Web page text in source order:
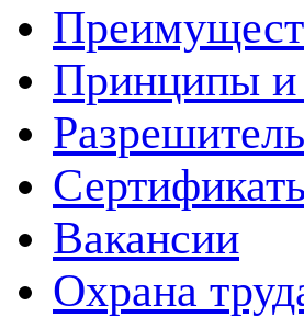
Принципы и
Вакансии
Охрана